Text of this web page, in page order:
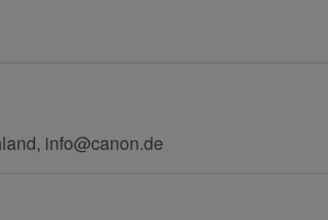
info@canon.de